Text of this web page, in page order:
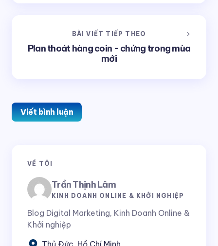
BÀI VIẾT TIẾP THEO
Plan thoát hàng coin - chứng trong mùa
mới
Viết bình luận
Email của bạn sẽ không được hiển thị công khai.
Tên *
VỀ TÔI
Trần Thịnh Lâm
KINH DOANH ONLINE & KHỞI NGHIỆP
Blog Digital Marketing, Kinh Doanh Online &
Khởi nghiệp